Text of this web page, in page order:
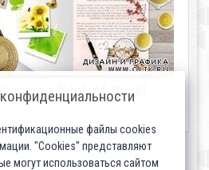
- Book of travel
файлы cookies
"Cookies" представляют
могут использоваться сайтом